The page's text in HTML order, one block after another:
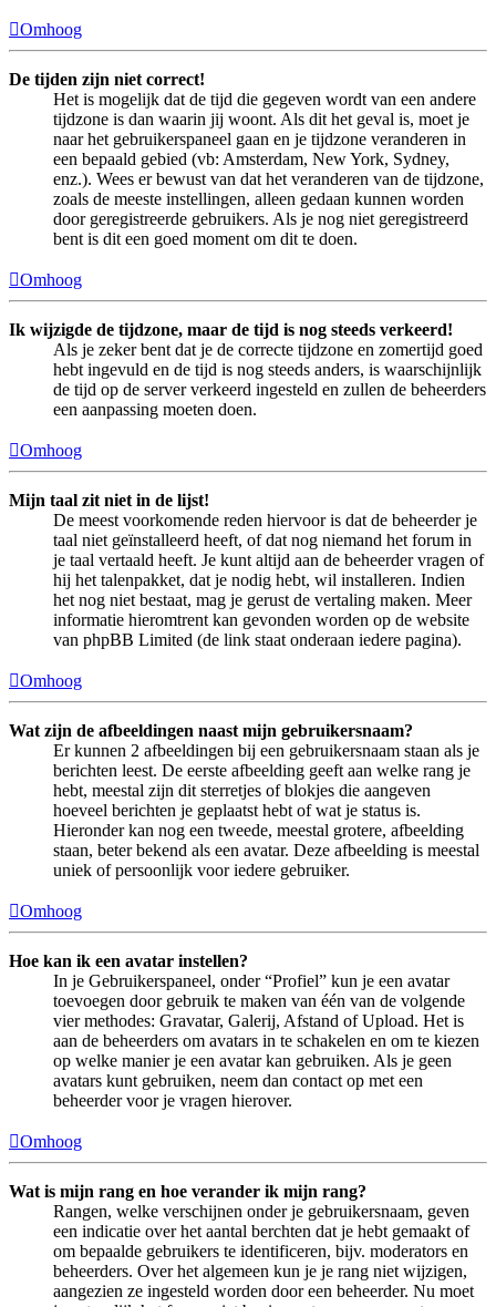
Omhoog
De tijden zijn niet correct!
Het is mogelijk dat de tijd die gegeven wordt van een andere
tijdzone is dan waarin jij woont. Als dit het geval is, moet je
naar het gebruikerspaneel gaan en je tijdzone veranderen in
een bepaald gebied (vb: Amsterdam, New York, Sydney,
enz.). Wees er bewust van dat het veranderen van de tijdzone,
zoals de meeste instellingen, alleen gedaan kunnen worden
door geregistreerde gebruikers. Als je nog niet geregistreerd
bent is dit een goed moment om dit te doen.
Omhoog
Ik wijzigde de tijdzone, maar de tijd is nog steeds verkeerd!
Als je zeker bent dat je de correcte tijdzone en zomertijd goed
hebt ingevuld en de tijd is nog steeds anders, is waarschijnlijk
de tijd op de server verkeerd ingesteld en zullen de beheerders
een aanpassing moeten doen.
Omhoog
Mijn taal zit niet in de lijst!
De meest voorkomende reden hiervoor is dat de beheerder je
taal niet geïnstalleerd heeft, of dat nog niemand het forum in
je taal vertaald heeft. Je kunt altijd aan de beheerder vragen of
hij het talenpakket, dat je nodig hebt, wil installeren. Indien
het nog niet bestaat, mag je gerust de vertaling maken. Meer
informatie hieromtrent kan gevonden worden op de website
van phpBB Limited (de link staat onderaan iedere pagina).
Omhoog
Wat zijn de afbeeldingen naast mijn gebruikersnaam?
Er kunnen 2 afbeeldingen bij een gebruikersnaam staan als je
berichten leest. De eerste afbeelding geeft aan welke rang je
hebt, meestal zijn dit sterretjes of blokjes die aangeven
hoeveel berichten je geplaatst hebt of wat je status is.
Hieronder kan nog een tweede, meestal grotere, afbeelding
staan, beter bekend als een avatar. Deze afbeelding is meestal
uniek of persoonlijk voor iedere gebruiker.
Omhoog
Hoe kan ik een avatar instellen?
In je Gebruikerspaneel, onder “Profiel” kun je een avatar
toevoegen door gebruik te maken van één van de volgende
vier methodes: Gravatar, Galerij, Afstand of Upload. Het is
aan de beheerders om avatars in te schakelen en om te kiezen
op welke manier je een avatar kan gebruiken. Als je geen
avatars kunt gebruiken, neem dan contact op met een
beheerder voor je vragen hierover.
Omhoog
Wat is mijn rang en hoe verander ik mijn rang?
Rangen, welke verschijnen onder je gebruikersnaam, geven
een indicatie over het aantal berchten dat je hebt gemaakt of
om bepaalde gebruikers te identificeren, bijv. moderators en
beheerders. Over het algemeen kun je je rang niet wijzigen,
aangezien ze ingesteld worden door een beheerder. Nu moet